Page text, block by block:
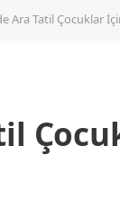
Ara Tatil Çocuklar